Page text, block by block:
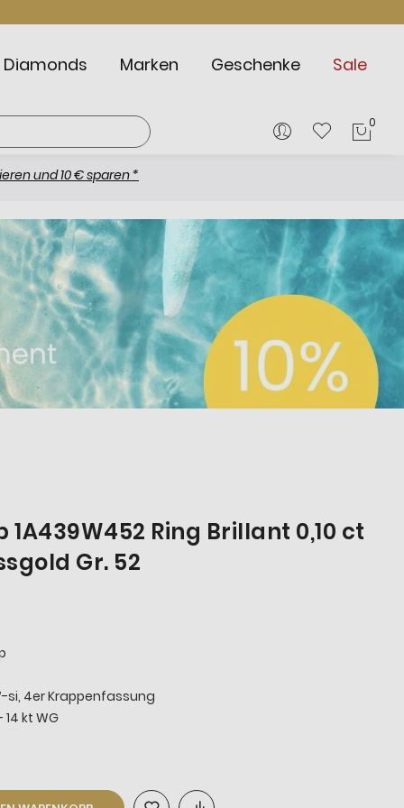
Diamonds Marken Geschenke Sale
0
€ sparen *
Ring Brillant 0,10 ct
Gr. 52
si, 4er Krappenfassung
kt WG